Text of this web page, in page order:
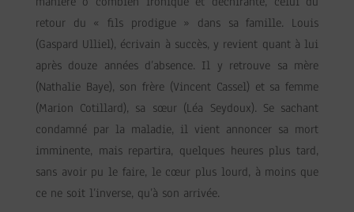
retour du « fils prodigue » dans sa famille. Louis
(Gaspard Ulliel), écrivain à succès, y revient quant à lui
après douze années d’absence. Il y retrouve sa mère
(Nathalie Baye), son frère (Vincent Cassel) et sa femme
(Marion Cotillard), sa sœur (Léa Seydoux). Se sachant
condamné par la maladie, il vient annoncer sa mort
imminente, mais repartira, quelques heures plus tard,
sans avoir pu le faire, le cœur plus lourd, à moins que
ce ne soit l’inverse, qu’à son arrivée.